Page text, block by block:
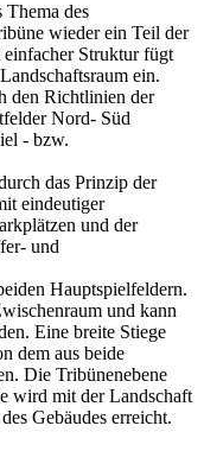
Thema des
wieder ein Teil der
Struktur fügt
ein.
den Richtlinien der
Nord- Süd
- bzw.
das Prinzip der
eindeutiger
und der
und
Hauptspielfeldern.
und kann
Eine breite Stiege
dem aus beide
Die Tribünenebene
wird mit der Landschaft
Gebäudes erreicht.